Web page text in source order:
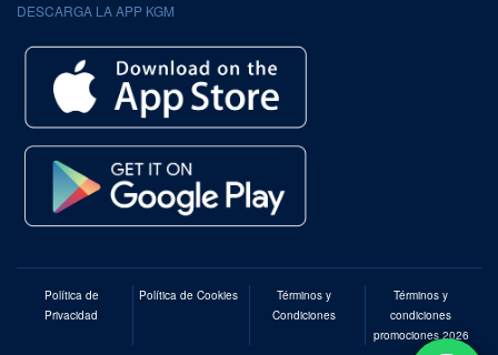
DESCARGA LA APP KGM
Política de
Privacidad
Política de Cookies
Términos y
Condiciones
Términos y
condiciones
promociones 2026